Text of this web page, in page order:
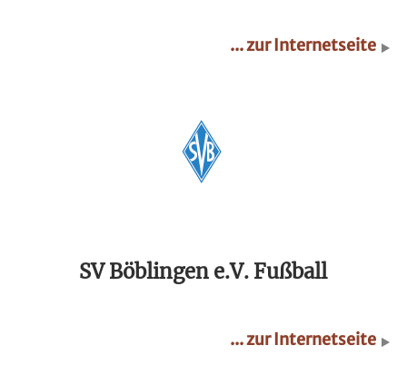
... zur Internetseite
SV Böblingen e.V. Fußball
... zur Internetseite